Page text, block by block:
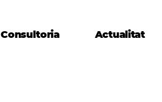
Consultoria Actualitat